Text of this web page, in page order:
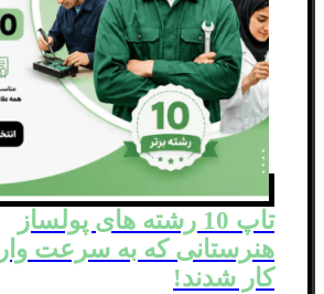
تاپ 10 رشته های پولساز
هنرستانی که به سرعت وارد
کار شدند!